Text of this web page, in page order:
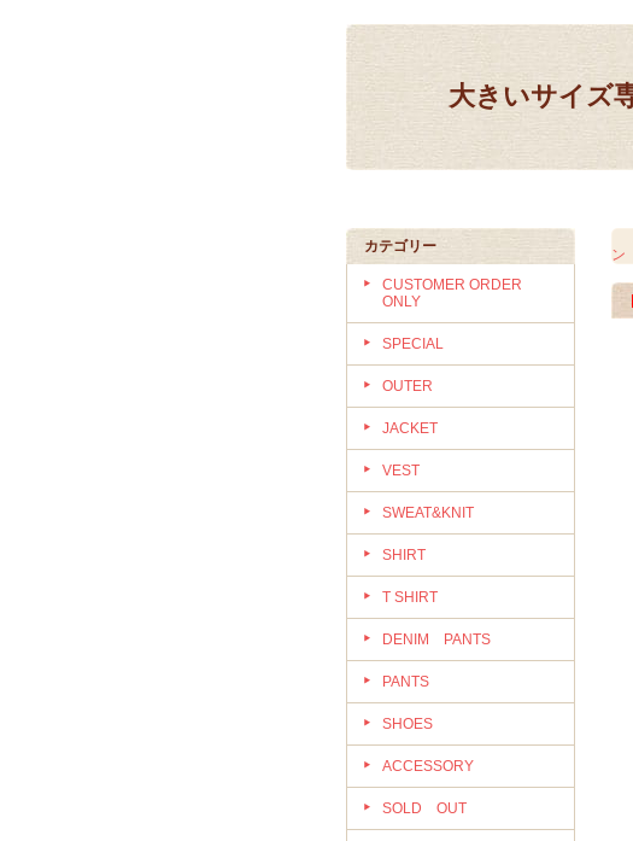
大きいサイズ
カテゴリー
CUSTOMER ORDER
ONLY
SPECIAL
OUTER
JACKET
VEST
SWEAT&KNIT
SHIRT
T SHIRT
DENIM PANTS
PANTS
SHOES
ACCESSORY
SOLD OUT
ン